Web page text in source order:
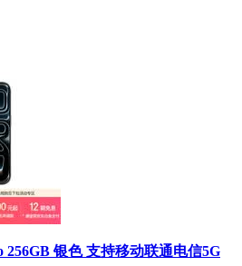
256GB 银色 支持移动联通电信5G